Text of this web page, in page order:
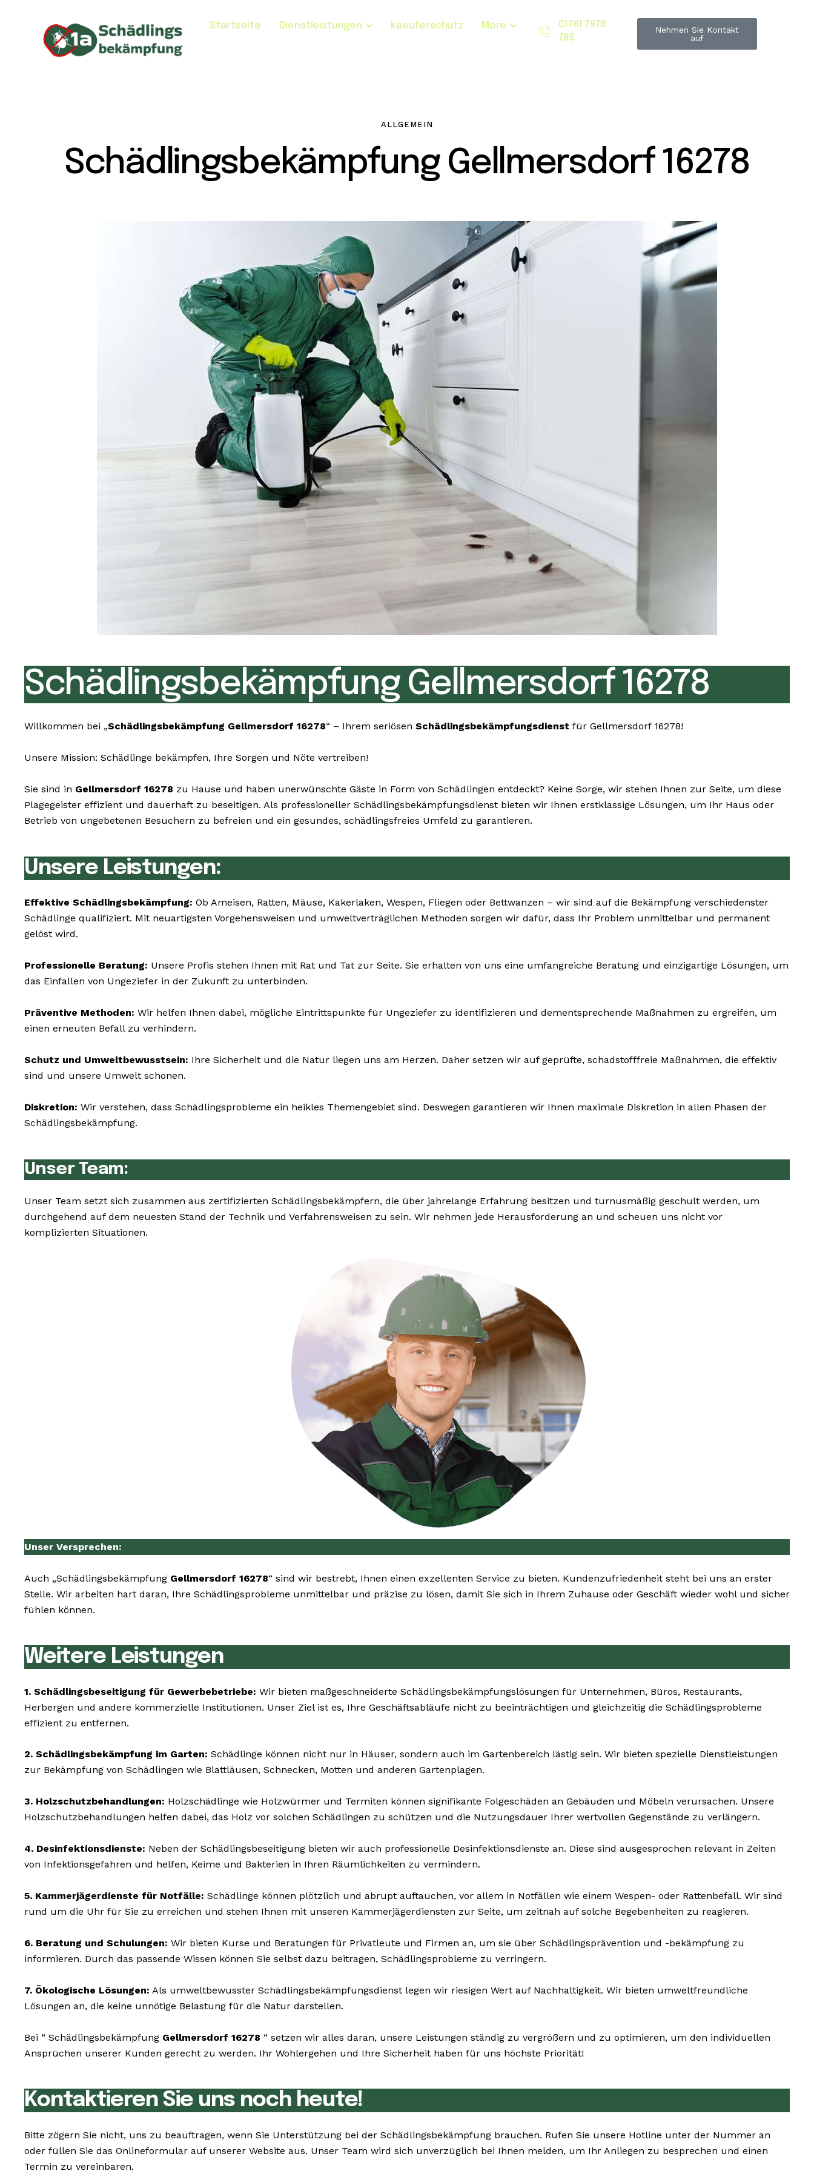
Startseite Dienstleistungen kaeuferschutz More
01761 7978
795
Nehmen Sie Kontakt
auf
ALLGEMEIN
Schädlingsbekämpfung Gellmersdorf 16278
Schädlingsbekämpfung Gellmersdorf 16278
Willkommen bei „Schädlingsbekämpfung Gellmersdorf 16278“ – Ihrem seriösen Schädlingsbekämpfungsdienst für Gellmersdorf 16278!
Unsere Mission: Schädlinge bekämpfen, Ihre Sorgen und Nöte vertreiben!
Sie sind in Gellmersdorf 16278 zu Hause und haben unerwünschte Gäste in Form von Schädlingen entdeckt? Keine Sorge, wir stehen Ihnen zur Seite, um diese
Plagegeister effizient und dauerhaft zu beseitigen. Als professioneller Schädlingsbekämpfungsdienst bieten wir Ihnen erstklassige Lösungen, um Ihr Haus oder
Betrieb von ungebetenen Besuchern zu befreien und ein gesundes, schädlingsfreies Umfeld zu garantieren.
Unsere Leistungen:
Effektive Schädlingsbekämpfung: Ob Ameisen, Ratten, Mäuse, Kakerlaken, Wespen, Fliegen oder Bettwanzen – wir sind auf die Bekämpfung verschiedenster
Schädlinge qualifiziert. Mit neuartigsten Vorgehensweisen und umweltverträglichen Methoden sorgen wir dafür, dass Ihr Problem unmittelbar und permanent
gelöst wird.
Professionelle Beratung: Unsere Profis stehen Ihnen mit Rat und Tat zur Seite. Sie erhalten von uns eine umfangreiche Beratung und einzigartige Lösungen, um
das Einfallen von Ungeziefer in der Zukunft zu unterbinden.
Präventive Methoden: Wir helfen Ihnen dabei, mögliche Eintrittspunkte für Ungeziefer zu identifizieren und dementsprechende Maßnahmen zu ergreifen, um
einen erneuten Befall zu verhindern.
Schutz und Umweltbewusstsein: Ihre Sicherheit und die Natur liegen uns am Herzen. Daher setzen wir auf geprüfte, schadstofffreie Maßnahmen, die effektiv
sind und unsere Umwelt schonen.
Diskretion: Wir verstehen, dass Schädlingsprobleme ein heikles Themengebiet sind. Deswegen garantieren wir Ihnen maximale Diskretion in allen Phasen der
Schädlingsbekämpfung.
Unser Team:
Unser Team setzt sich zusammen aus zertifizierten Schädlingsbekämpfern, die über jahrelange Erfahrung besitzen und turnusmäßig geschult werden, um
durchgehend auf dem neuesten Stand der Technik und Verfahrensweisen zu sein. Wir nehmen jede Herausforderung an und scheuen uns nicht vor
komplizierten Situationen.
Unser Versprechen:
Auch „Schädlingsbekämpfung Gellmersdorf 16278“ sind wir bestrebt, Ihnen einen exzellenten Service zu bieten. Kundenzufriedenheit steht bei uns an erster
Stelle. Wir arbeiten hart daran, Ihre Schädlingsprobleme unmittelbar und präzise zu lösen, damit Sie sich in Ihrem Zuhause oder Geschäft wieder wohl und sicher
fühlen können.
Weitere Leistungen
1. Schädlingsbeseitigung für Gewerbebetriebe: Wir bieten maßgeschneiderte Schädlingsbekämpfungslösungen für Unternehmen, Büros, Restaurants,
Herbergen und andere kommerzielle Institutionen. Unser Ziel ist es, Ihre Geschäftsabläufe nicht zu beeinträchtigen und gleichzeitig die Schädlingsprobleme
effizient zu entfernen.
2. Schädlingsbekämpfung im Garten: Schädlinge können nicht nur in Häuser, sondern auch im Gartenbereich lästig sein. Wir bieten spezielle Dienstleistungen
zur Bekämpfung von Schädlingen wie Blattläusen, Schnecken, Motten und anderen Gartenplagen.
3. Holzschutzbehandlungen: Holzschädlinge wie Holzwürmer und Termiten können signifikante Folgeschäden an Gebäuden und Möbeln verursachen. Unsere
Holzschutzbehandlungen helfen dabei, das Holz vor solchen Schädlingen zu schützen und die Nutzungsdauer Ihrer wertvollen Gegenstände zu verlängern.
4. Desinfektionsdienste: Neben der Schädlingsbeseitigung bieten wir auch professionelle Desinfektionsdienste an. Diese sind ausgesprochen relevant in Zeiten
von Infektionsgefahren und helfen, Keime und Bakterien in Ihren Räumlichkeiten zu vermindern.
5. Kammerjägerdienste für Notfälle: Schädlinge können plötzlich und abrupt auftauchen, vor allem in Notfällen wie einem Wespen- oder Rattenbefall. Wir sind
rund um die Uhr für Sie zu erreichen und stehen Ihnen mit unseren Kammerjägerdiensten zur Seite, um zeitnah auf solche Begebenheiten zu reagieren.
6. Beratung und Schulungen: Wir bieten Kurse und Beratungen für Privatleute und Firmen an, um sie über Schädlingsprävention und -bekämpfung zu
informieren. Durch das passende Wissen können Sie selbst dazu beitragen, Schädlingsprobleme zu verringern.
7. Ökologische Lösungen: Als umweltbewusster Schädlingsbekämpfungsdienst legen wir riesigen Wert auf Nachhaltigkeit. Wir bieten umweltfreundliche
Lösungen an, die keine unnötige Belastung für die Natur darstellen.
Bei “ Schädlingsbekämpfung Gellmersdorf 16278 “ setzen wir alles daran, unsere Leistungen ständig zu vergrößern und zu optimieren, um den individuellen
Ansprüchen unserer Kunden gerecht zu werden. Ihr Wohlergehen und Ihre Sicherheit haben für uns höchste Priorität!
Kontaktieren Sie uns noch heute!
Bitte zögern Sie nicht, uns zu beauftragen, wenn Sie Unterstützung bei der Schädlingsbekämpfung brauchen. Rufen Sie unsere Hotline unter der Nummer an
oder füllen Sie das Onlineformular auf unserer Website aus. Unser Team wird sich unverzüglich bei Ihnen melden, um Ihr Anliegen zu besprechen und einen
Termin zu vereinbaren.